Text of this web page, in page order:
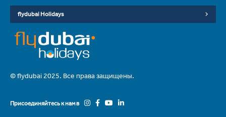
flydubai Holidays
© flydubai 2025. Все права защищены.
Присоединяйтесь к нам в